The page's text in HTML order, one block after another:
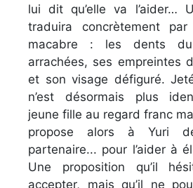
lui dit qu’elle va l’aider…
traduira concrètement
macabre : les dents
arrachées, ses empreintes
et son visage défiguré.
n’est désormais plus
jeune fille au regard franc
propose alors à Yuri
partenaire... pour l’aider à
Une proposition qu’il
accepter, mais qu’il ne